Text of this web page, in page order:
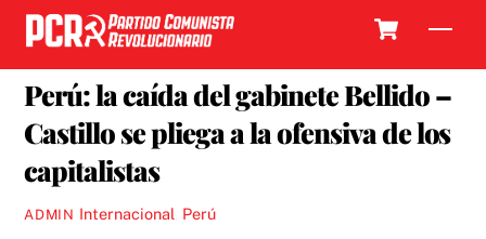
Skip
content
Perú: la caída del gabinete Bellido –
Castillo se pliega a la ofensiva de los
capitalistas
ADMIN Internacional Perú